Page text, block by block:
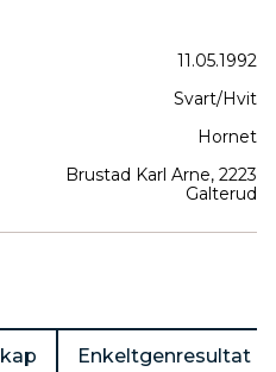
11.05.1992
Svart/Hvit
Hornet
Brustad Karl Arne, 2223
Galterud
Enkeltgenresultat